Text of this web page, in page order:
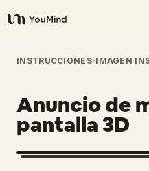
YouMind
Resumen
Casos de uso
Habilidades
INSTRUCCIONES›IMAGEN
Anuncio de
pantalla 3D